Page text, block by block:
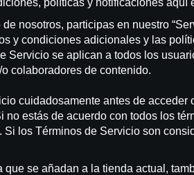
políticas y notificaciones aquí
nosotros, participas en nuestro
y condiciones adicionales y las
Servicio se aplican a todos los
colaboradores de contenido.
cuidadosamente antes de
estás de acuerdo con todos los
los Términos de Servicio son
se añadan a la tienda actual,